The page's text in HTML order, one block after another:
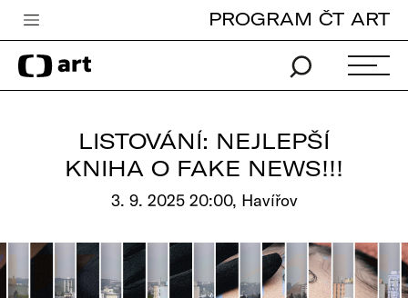
Česká televize
Zpravodajství
iVysílání
PROGRAM ČT ART
LISTOVÁNÍ: NEJLEPŠÍ
KNIHA O FAKE NEWS!!!
3. 9. 2025 20:00, Havířov